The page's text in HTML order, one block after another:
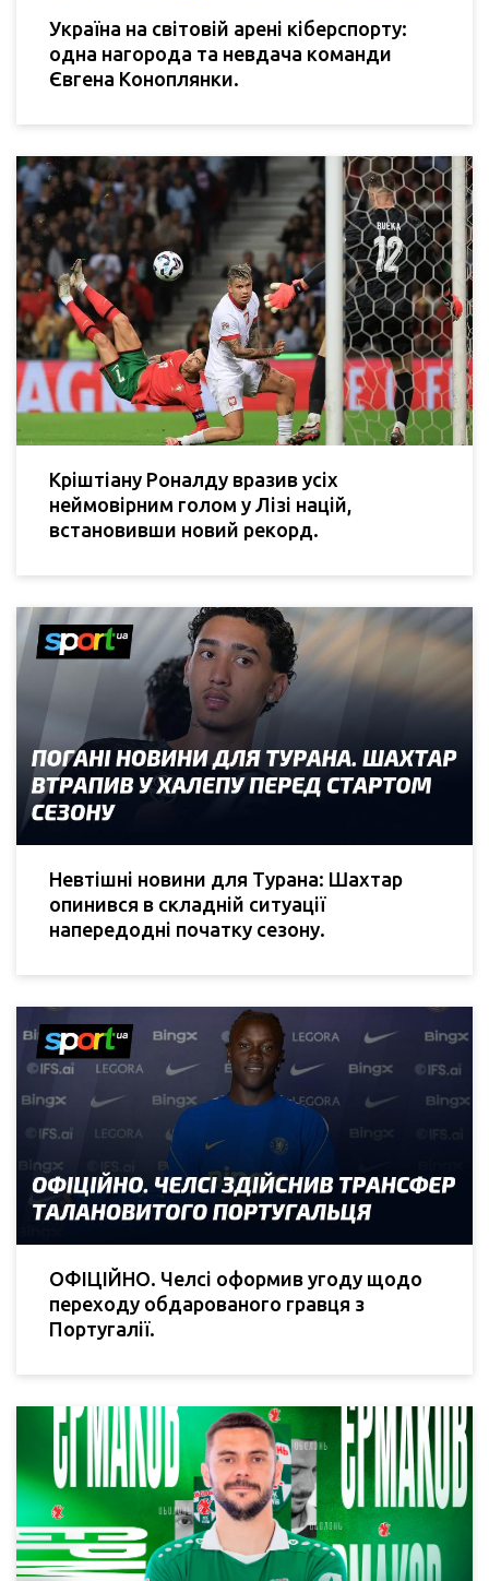
Україна на світовій арені кіберспорту:
одна нагорода та невдача команди
Євгена Коноплянки.
Кріштіану Роналду вразив усіх
неймовірним голом у Лізі націй,
встановивши новий рекорд.
Невтішні новини для Турана: Шахтар
опинився в складній ситуації
напередодні початку сезону.
ОФІЦІЙНО. Челсі оформив угоду щодо
переходу обдарованого гравця з
Португалії.